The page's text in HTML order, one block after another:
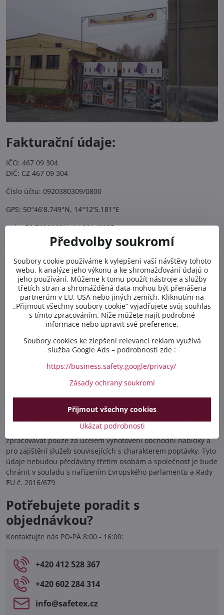
Fakturační údaje:
IČO: 467 09 304
DIČ: CZ 467 09 304
Číslo účtu: 0920380309/0800
GPS: 50°46'8.749"N, 14°12'5.181"E
nebo 50.7690969N, 14.2014392E
Kontakt
GDPR
Společnost SAFETEX CS spol. s r.o., IČO: 46709304 prohlašuje,
že bude osobní údaje vyplněné v poptávkovém formuláři
zpracovávat pouze za účelem vyhotovení obchodní nabídky a
pro zajištění služeb souvisejících s charakterem poptávky. Tyto
údaje nebudou předávány třetím osobám a společnost je bude
chránit v souladu s nařízením Evropského parlamentu a Rady
EU č. 2016/679.
Potřebujete poradit s
objednávkou?
Kontaktujte nás PO-PÁ 8:00 - 16:00:
+420 412 528 367
+420 602 284 314
info​@safetex​.cz
Předvolby soukromí
Soubory cookie používáme k vylepšení vaší návštěvy tohoto
webu, k analýze jeho výkonu a ke shromažďování údajů o
jeho používání. Můžeme k tomu použít nástroje a služby
třetích stran a shromážděná data mohou být přenášena
partnerům v EU, USA nebo jiných zemích. Kliknutím na
„Přijmout všechny soubory cookie“ vyjadřujete svůj souhlas
s tímto zpracováním. Níže můžete najít podrobné
informace nebo upravit své preference.
Soubory cookies ke zlepšení relevanci reklam využívá
služba Google Ads – podrobnosti zde :
https://business.safety.google/privacy/
Zásady ochrany soukromí
Ukázat podrobnosti
Přijmout všechny cookies